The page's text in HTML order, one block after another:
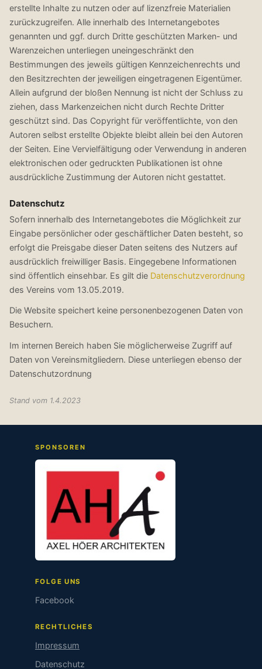
erstellte Inhalte zu nutzen oder auf lizenzfreie Materialien
zurückzugreifen. Alle innerhalb des Internetangebotes
genannten und ggf. durch Dritte geschützten Marken- und
Warenzeichen unterliegen uneingeschränkt den
Bestimmungen des jeweils gültigen Kennzeichenrechts und
den Besitzrechten der jeweiligen eingetragenen Eigentümer.
Allein aufgrund der bloßen Nennung ist nicht der Schluss zu
ziehen, dass Markenzeichen nicht durch Rechte Dritter
geschützt sind. Das Copyright für veröffentlichte, von den
Autoren selbst erstellte Objekte bleibt allein bei den Autoren
der Seiten. Eine Vervielfältigung oder Verwendung in anderen
elektronischen oder gedruckten Publikationen ist ohne
ausdrückliche Zustimmung der Autoren nicht gestattet.
Datenschutz
Sofern innerhalb des Internetangebotes die Möglichkeit zur
Eingabe persönlicher oder geschäftlicher Daten besteht, so
erfolgt die Preisgabe dieser Daten seitens des Nutzers auf
ausdrücklich freiwilliger Basis. Eingegebene Informationen
sind öffentlich einsehbar. Es gilt die Datenschutzverordnung
des Vereins vom 13.05.2019.
Die Website speichert keine personenbezogenen Daten von
Besuchern.
Im internen Bereich haben Sie möglicherweise Zugriff auf
Daten von Vereinsmitgliedern. Diese unterliegen ebenso der
Datenschutzordnung
Stand vom 1.4.2023
SPONSOREN
FOLGE UNS
Facebook
RECHTLICHES
Impressum
Datenschutz